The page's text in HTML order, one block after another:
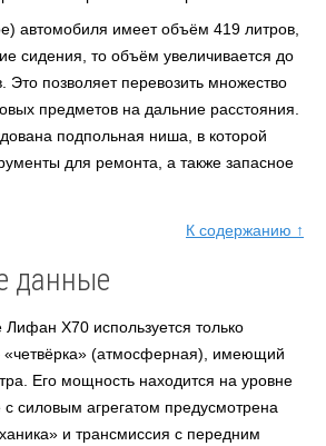
автомобиля имеет объём 419 литров,
сидения, то объём увеличивается до
Это позволяет перевозить множество
предметов на дальние расстояния.
подпольная ниша, в которой
для ремонта, а также запасное
К содержанию ↑
данные
X70 используется только
«четвёрка» (атмосферная), имеющий
Его мощность находится на уровне
силовым агрегатом предусмотрена
и трансмиссия с передним